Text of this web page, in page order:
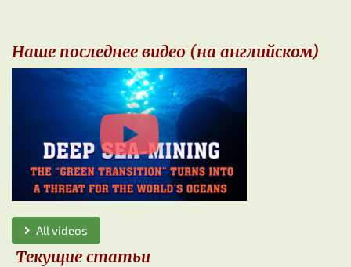
Наше последнее видео (на английском)
All videos
Текущие статьи